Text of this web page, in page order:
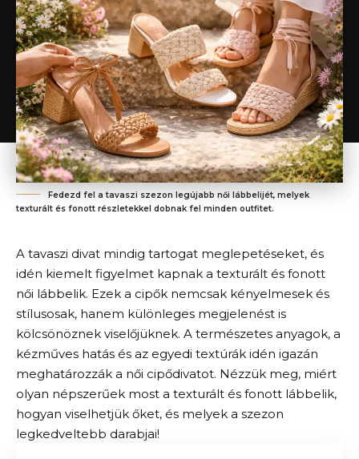
Fedezd fel a tavaszi szezon legújabb női lábbelijét, melyek
texturált és fonott részletekkel dobnak fel minden outfitet.
A tavaszi divat mindig tartogat meglepetéseket, és
idén kiemelt figyelmet kapnak a texturált és fonott
női lábbelik. Ezek a cipők nemcsak kényelmesek és
stílusosak, hanem különleges megjelenést is
kölcsönöznek viselőjüknek. A természetes anyagok, a
kézműves hatás és az egyedi textúrák idén igazán
meghatározzák a női cipődivatot. Nézzük meg, miért
olyan népszerűek most a texturált és fonott lábbelik,
hogyan viselhetjük őket, és melyek a szezon
legkedveltebb darabjai!